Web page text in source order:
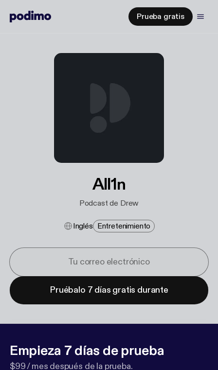
Prueba gratis
All1n
Podcast de Drew
Inglés Entretenimiento
Pruébalo 7 días gratis durante
Empieza 7 días de prueba
$99 / mes después de la prueba.